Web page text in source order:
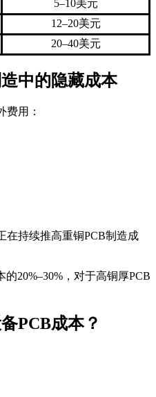
5–10美元
12–20美元
20–40美元
中的隐藏成本
费用：
在持续推高重铜PCB制造成
20%–30%，对于高铜厚PCB
PCB成本？